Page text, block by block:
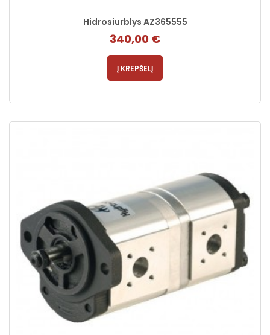
Hidrosiurblys AZ365555
340,00 €
Į KREPŠELĮ